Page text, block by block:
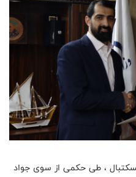
، طی حکمی از سوی جواد